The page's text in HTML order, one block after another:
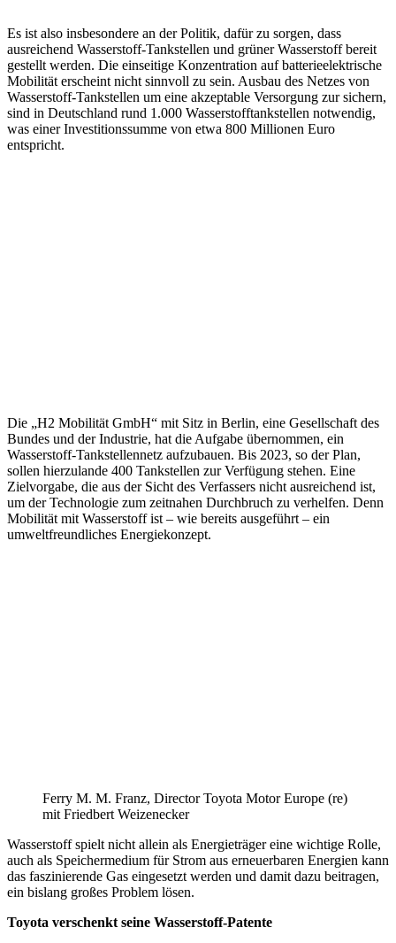
Es ist also insbesondere an der Politik, dafür zu sorgen, dass
ausreichend Wasserstoff-Tankstellen und grüner Wasserstoff bereit
gestellt werden. Die einseitige Konzentration auf batterieelektrische
Mobilität erscheint nicht sinnvoll zu sein. Ausbau des Netzes von
Wasserstoff-Tankstellen um eine akzeptable Versorgung zur sichern,
sind in Deutschland rund 1.000 Wasserstofftankstellen notwendig,
was einer Investitionssumme von etwa 800 Millionen Euro
entspricht.
Die „H2 Mobilität GmbH“ mit Sitz in Berlin, eine Gesellschaft des
Bundes und der Industrie, hat die Aufgabe übernommen, ein
Wasserstoff-Tankstellennetz aufzubauen. Bis 2023, so der Plan,
sollen hierzulande 400 Tankstellen zur Verfügung stehen. Eine
Zielvorgabe, die aus der Sicht des Verfassers nicht ausreichend ist,
um der Technologie zum zeitnahen Durchbruch zu verhelfen. Denn
Mobilität mit Wasserstoff ist – wie bereits ausgeführt – ein
umweltfreundliches Energiekonzept.
Ferry M. M. Franz, Director Toyota Motor Europe (re)
mit Friedbert Weizenecker
Wasserstoff spielt nicht allein als Energieträger eine wichtige Rolle,
auch als Speichermedium für Strom aus erneuerbaren Energien kann
das faszinierende Gas eingesetzt werden und damit dazu beitragen,
ein bislang großes Problem lösen.
Toyota verschenkt seine Wasserstoff-Patente